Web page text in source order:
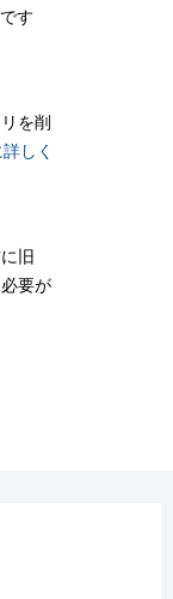
す
を削
しく
旧
要が